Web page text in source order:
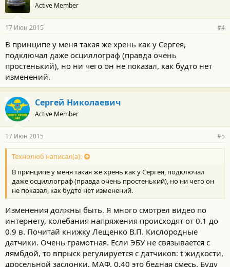
Active Member
17 Июн 2015 #4
В принципе у меня такая же хрень как у Сергея,
подключал даже осциллограф (правда очень
простенький), но ни чего он не показал, как будто нет
изменений.
Сергей Николаевич
Active Member
17 Июн 2015 #5
Технолюб написал(а):
В принципе у меня такая же хрень как у Сергея, подключал
даже осциллограф (правда очень простенький), но ни чего он
не показал, как будто нет изменений.
Изменения должны быть. Я много смотрел видео по
интернету, колебания напряжения происходят от 0.1 до
0.9 в. Почитай книжку Лещенко В.П. Кислородные
датчики. Очень грамотная. Если ЭБУ не связывается с
лямбдой, то впрыск регулируется с датчиков: t жидкости,
дросельной заслонки, МАФ. 0.40 это бедная смесь. Буду